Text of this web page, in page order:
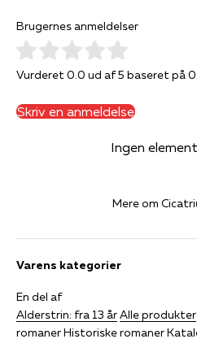
Brugernes anmeldelser
Vurderet 0.0 ud af 5 baseret på
Skriv en anmeldelse
Ingen
Mere om
Varens kategorier
En del af
Alderstrin: fra 13 årAlle produkter
romanerHistoriske romaner